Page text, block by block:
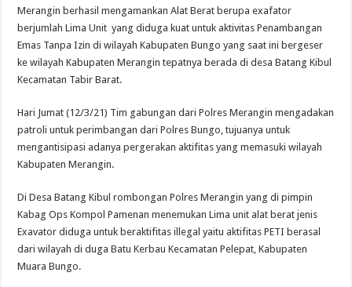
Merangin berhasil mengamankan Alat Berat berupa exafator
berjumlah Lima Unit yang diduga kuat untuk aktivitas Penambangan
Emas Tanpa Izin di wilayah Kabupaten Bungo yang saat ini bergeser
ke wilayah Kabupaten Merangin tepatnya berada di desa Batang Kibul
Kecamatan Tabir Barat.
Hari Jumat (12/3/21) Tim gabungan dari Polres Merangin mengadakan
patroli untuk perimbangan dari Polres Bungo, tujuanya untuk
mengantisipasi adanya pergerakan aktifitas yang memasuki wilayah
Kabupaten Merangin.
Di Desa Batang Kibul rombongan Polres Merangin yang di pimpin
Kabag Ops Kompol Pamenan menemukan Lima unit alat berat jenis
Exavator diduga untuk beraktifitas illegal yaitu aktifitas PETI berasal
dari wilayah di duga Batu Kerbau Kecamatan Pelepat, Kabupaten
Muara Bungo.